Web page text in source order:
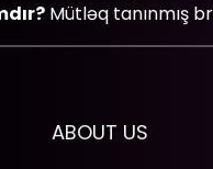
Mütləq tanınmış
ABOUT US